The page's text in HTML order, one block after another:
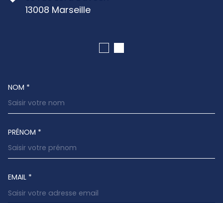
13008
Marseille
TRAD_MELTEM_VOSCOORDONNEES
NOM *
PRÉNOM *
EMAIL *